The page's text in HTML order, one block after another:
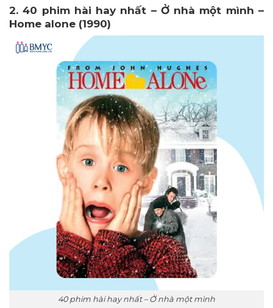
2. 40 phim hài hay nhất – Ở nhà một mình –
Home alone (1990)
40 phim hài hay nhất – Ở nhà một mình